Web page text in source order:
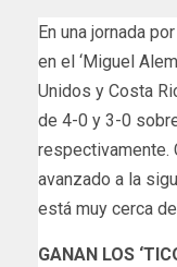
En una jornada
en el ‘Miguel
Unidos y Costa
de 4-0 y 3-0
respectivamente.
avanzado a la
está muy cerca
GANAN LOS